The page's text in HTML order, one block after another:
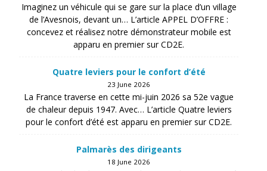
Imaginez un véhicule qui se gare sur la place d’un village
de l’Avesnois, devant un… L’article APPEL D’OFFRE :
concevez et réalisez notre démonstrateur mobile est
apparu en premier sur CD2E.
Quatre leviers pour le confort d’été
23 June 2026
La France traverse en cette mi-juin 2026 sa 52e vague
de chaleur depuis 1947. Avec… L’article Quatre leviers
pour le confort d’été est apparu en premier sur CD2E.
Palmarès des dirigeants
18 June 2026